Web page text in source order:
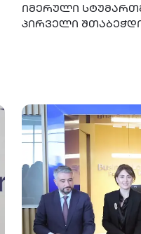
ᲘᲛᲔᲠᲣᲚᲘ
ᲞᲘᲠᲕᲔᲚᲘ